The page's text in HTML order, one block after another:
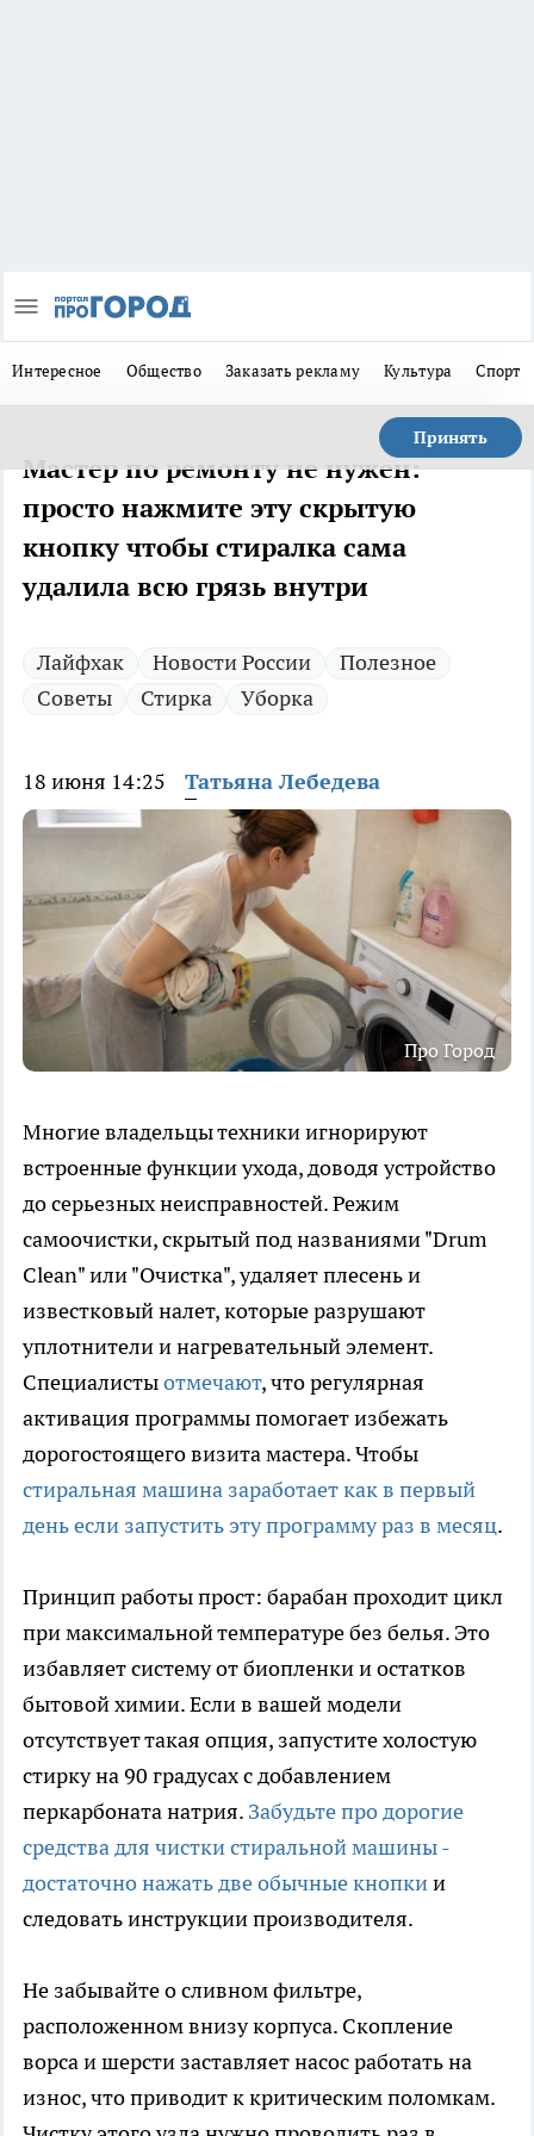
Интересное Общество Заказать рекламу Культура Спорт
Принять
Мастер по ремонту не нужен:
просто нажмите эту скрытую
кнопку чтобы стиралка сама
удалила всю грязь внутри
Лайфхак Новости России
Полезное
Советы
Стирка Уборка
18 июня 14:25 Татьяна Лебедева
Про Город
Многие владельцы техники игнорируют
встроенные функции ухода, доводя устройство
до серьезных неисправностей. Режим
самоочистки, скрытый под названиями "Drum
Clean" или "Очистка", удаляет плесень и
известковый налет, которые разрушают
уплотнители и нагревательный элемент.
Специалистыотмечают, что регулярная
активация программы помогает избежать
дорогостоящего визита мастера. Чтобы
стиральная машина заработает как в первый
день если запустить эту программу раз в месяц.
Принцип работы прост: барабан проходит цикл
при максимальной температуре без белья. Это
избавляет систему от биопленки и остатков
бытовой химии. Если в вашей модели
отсутствует такая опция, запустите холостую
стирку на 90 градусах с добавлением
перкарбоната натрия. Забудьте про дорогие
средства для чистки стиральной машины -
достаточно нажать две обычные кнопкии
следовать инструкции производителя.
Не забывайте о сливном фильтре,
расположенном внизу корпуса. Скопление
ворса и шерсти заставляет насос работать на
износ, что приводит к критическим поломкам.